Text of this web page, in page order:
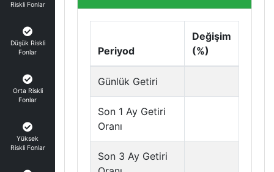
Riskli Fonlar
Düşük Riskli
Fonlar
Orta Riskli
Fonlar
Yüksek
Riskli Fonlar
Periyod
Değişim
(%)
Günlük Getiri
Son 1 Ay Getiri
Oranı
Son 3 Ay Getiri